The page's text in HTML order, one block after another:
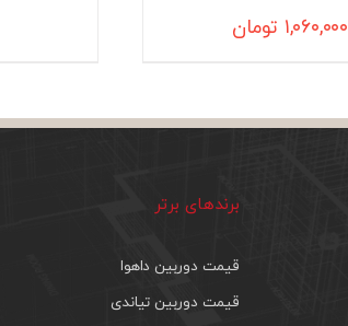
۱,۰۶۰,۰۰۰ تومان
برندهای برتر
قیمت دوربین داهوا
قیمت دوربین تیاندی